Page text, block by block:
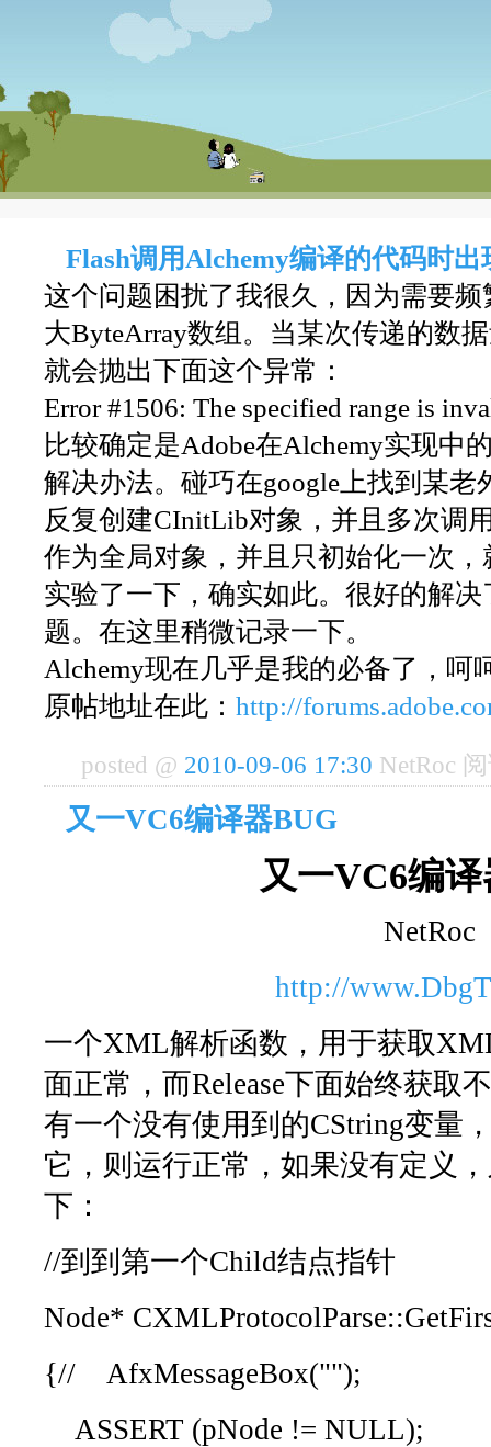
Flash调用Alchemy编译的代码时
这个问题困扰了我很久，因为需要
大ByteArray数组。当某次传递的数
就会抛出下面这个异常：
Error #1506: The specified range is
比较确定是Adobe在Alchemy实现中
解决办法。碰巧在google上找到某
反复创建CInitLib对象，并且多次调
作为全局对象，并且只初始化一次
实验了一下，确实如此。很好的解
题。在这里稍微记录一下。
Alchemy现在几乎是我的必备了，呵
原帖地址在此： http://
posted @ 2010-09-06 17:30 NetRoc
又一VC6编译器BUG
又一VC6编
NetRoc
http://
一个XML解析函数，用于获取
面正常，而Release下面始终获取
有一个没有使用到的CString变量
它，则运行正常，如果没有定义
下：
//到到第一个Child结点指针
Node*
{// AfxMessageBox("");
ASSERT (pNode != NULL);